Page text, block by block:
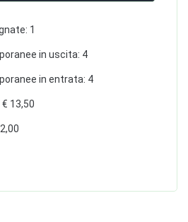
1
in uscita: 4
in entrata: 4
13,50